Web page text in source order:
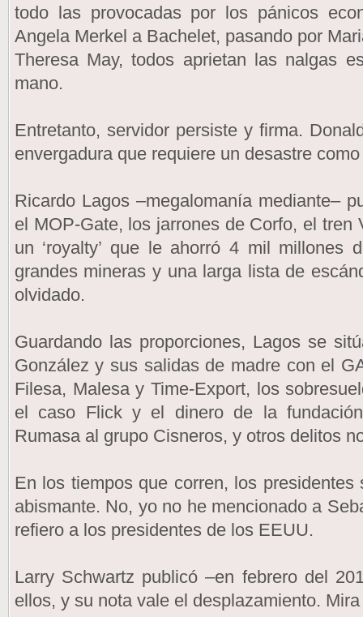
todo las provocadas por los pánicos
Angela Merkel a Bachelet, pasando por
Theresa May, todos aprietan las nalgas
mano.
Entretanto, servidor persiste y firma.
envergadura que requiere un desastre
Ricardo Lagos –megalomanía mediante–
el MOP-Gate, los jarrones de Corfo, el tren
un ‘royalty’ que le ahorró 4 mil millones
grandes mineras y una larga lista de
olvidado.
Guardando las proporciones, Lagos se
González y sus salidas de madre con el
Filesa, Malesa y Time-Export, los
el caso Flick y el dinero de la
Rumasa al grupo Cisneros, y otros delitos
En los tiempos que corren, los
abismante. No, yo no he mencionado a
refiero a los presidentes de los EEUU.
Larry Schwartz publicó –en febrero del
ellos, y su nota vale el desplazamiento.